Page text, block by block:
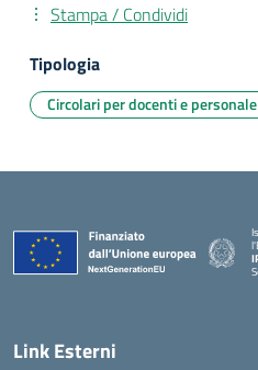
Stampa / Condividi
Tipologia
Circolari per docenti e personale
Link Esterni